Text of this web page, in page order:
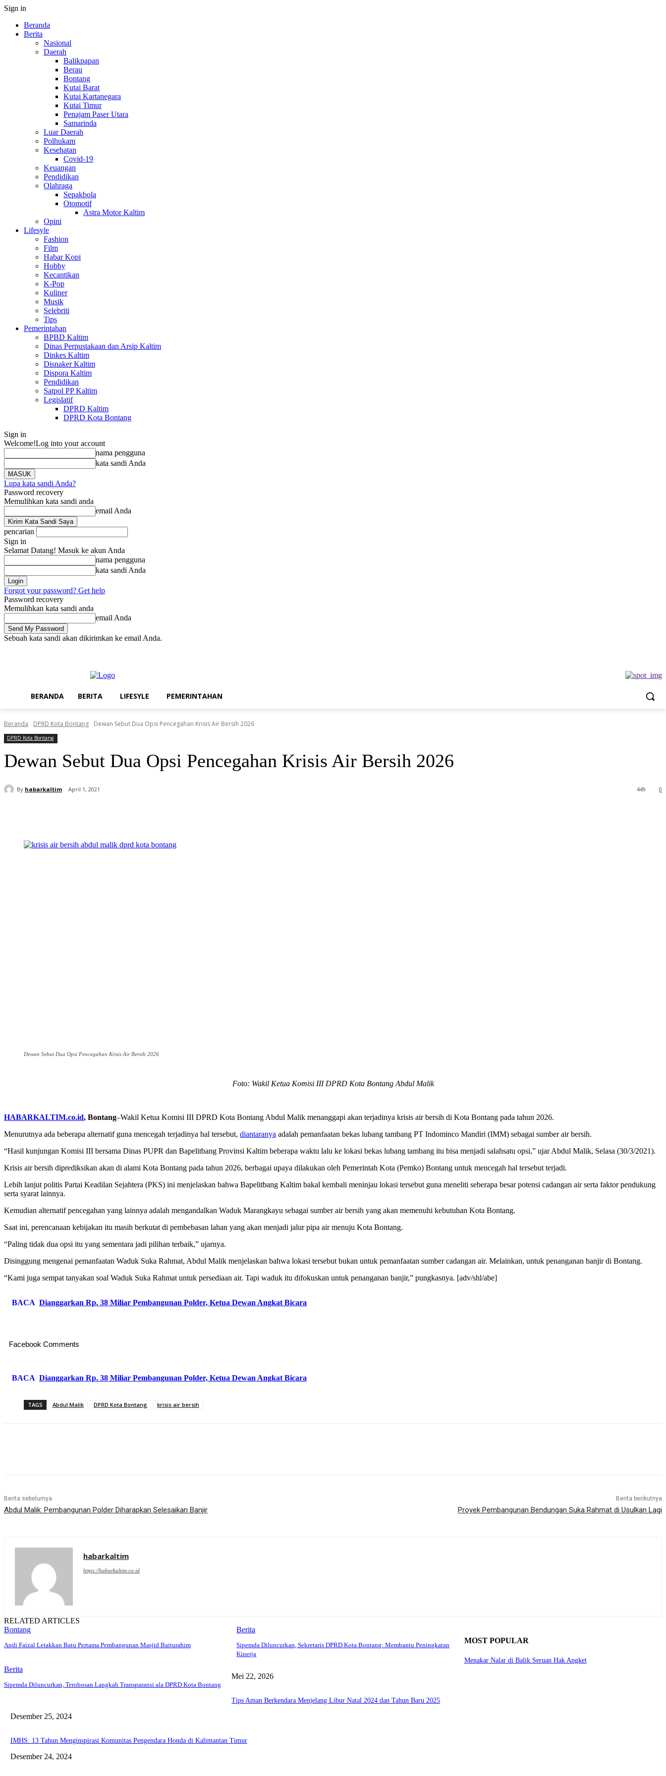
Sign in
Beranda
Berita
Nasional
Daerah
Balikpapan
Berau
Bontang
Kutai Barat
Kutai Kartanegara
Kutai Timur
Penajam Paser Utara
Samarinda
Luar Daerah
Polhukam
Kesehatan
Covid-19
Keuangan
Pendidikan
Olahraga
Sepakbola
Otomotif
Astra Motor Kaltim
Opini
Lifesyle
Fashion
Film
Habar Kopi
Hobby
Kecantikan
K-Pop
Kuliner
Musik
Selebriti
Tips
Pemerintahan
BPBD Kaltim
Dinas Perpustakaan dan Arsip Kaltim
Dinkes Kaltim
Disnaker Kaltim
Dispora Kaltim
Pendidikan
Satpol PP Kaltim
Legislatif
DPRD Kaltim
DPRD Kota Bontang
Sign in
Welcome!Log into your account
nama pengguna
kata sandi Anda
Lupa kata sandi Anda?
Password recovery
Memulihkan kata sandi anda
email Anda
pencarian
Sign in
Selamat Datang! Masuk ke akun Anda
nama pengguna
kata sandi Anda
Forgot your password? Get help
Password recovery
Memulihkan kata sandi anda
email Anda
Sebuah kata sandi akan dikirimkan ke email Anda.
BERANDA BERITA LIFESYLE PEMERINTAHAN
Beranda DPRD Kota Bontang Dewan Sebut Dua Opsi Pencegahan Krisis Air Bersih 2026
DPRD Kota Bontang
Dewan Sebut Dua Opsi Pencegahan Krisis Air Bersih 2026
By habarkaltim April 1, 2021 0
449
Dewan Sebut Dua Opsi Pencegahan Krisis Air Bersih 2026
Foto: Wakil Ketua Komisi III DPRD Kota Bontang Abdul Malik
HABARKALTIM.co.id, Bontang–Wakil Ketua Komisi III DPRD Kota Bontang Abdul Malik menanggapi akan terjadinya krisis air bersih di Kota Bontang pada tahun 2026.
Menurutnya ada beberapa alternatif guna mencegah terjadinya hal tersebut, diantaranya adalah pemanfaatan bekas lubang tambang PT Indominco Mandiri (IMM) sebagai sumber air bersih.
“Hasil kunjungan Komisi III bersama Dinas PUPR dan Bapelitbang Provinsi Kaltim beberapa waktu lalu ke lokasi bekas lubang tambang itu bisa menjadi salahsatu opsi,” ujar Abdul Malik, Selasa (30/3/2021).
Krisis air bersih diprediksikan akan di alami Kota Bontang pada tahun 2026, berbagai upaya dilakukan oleh Pemerintah Kota (Pemko) Bontang untuk mencegah hal tersebut terjadi.
Lebih lanjut politis Partai Keadilan Sejahtera (PKS) ini menjelaskan bahwa Bapelitbang Kaltim bakal kembali meninjau lokasi tersebut guna meneliti seberapa besar potensi cadangan air serta faktor pendukung
serta syarat lainnya.
Kemudian alternatif pencegahan yang lainnya adalah mengandalkan Waduk Marangkayu sebagai sumber air bersih yang akan memenuhi kebutuhan Kota Bontang.
Saat ini, perencanaan kebijakan itu masih berkutat di pembebasan lahan yang akan menjadi jalur pipa air menuju Kota Bontang.
“Paling tidak dua opsi itu yang sementara jadi pilihan terbaik,” ujarnya.
Disinggung mengenai pemanfaatan Waduk Suka Rahmat, Abdul Malik menjelaskan bahwa lokasi tersebut bukan untuk pemanfaatan sumber cadangan air. Melainkan, untuk penanganan banjir di Bontang.
“Kami juga sempat tanyakan soal Waduk Suka Rahmat untuk persediaan air. Tapi waduk itu difokuskan untuk penanganan banjir,” pungkasnya. [adv/shl/abe]
BACA Dianggarkan Rp. 38 Miliar Pembangunan Polder, Ketua Dewan Angkat Bicara
Facebook Comments
BACA Dianggarkan Rp. 38 Miliar Pembangunan Polder, Ketua Dewan Angkat Bicara
TAGS Abdul Malik DPRD Kota Bontang krisis air bersih
Berita sebelumya
Abdul Malik: Pembangunan Polder Diharapkan Selesaikan Banjir
Berita berikutnya
Proyek Pembangunan Bendungan Suka Rahmat di Usulkan Lagi
habarkaltim
https://habarkaltim.co.id
RELATED ARTICLES
Bontang
Andi Faizal Letakkan Batu Pertama Pembangunan Masjid Baiturahim
Berita
Sipemda Diluncurkan, Sekretaris DPRD Kota Bontang: Membantu Peningkatan
Kinerja
Berita
Sipemda Diluncurkan, Terobosan Langkah Transparansi ala DPRD Kota Bontang
MOST POPULAR
Menakar Nalar di Balik Seruan Hak Angket
Mei 22, 2026
Tips Aman Berkendara Menjelang Libur Natal 2024 dan Tahun Baru 2025
Desember 25, 2024
IMHS: 13 Tahun Menginspirasi Komunitas Pengendara Honda di Kalimantan Timur
Desember 24, 2024